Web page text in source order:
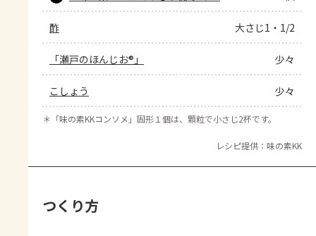
酢 大さじ1・1/2
「瀬戸のほんじお®」 少々
こしょう 少々
＊ 「味の素KKコンソメ」固形１個は、顆粒で小さじ2杯です。
レシピ提供：味の素KK
つくり方